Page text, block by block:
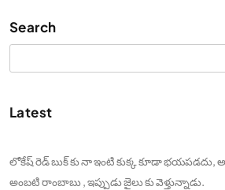
Search
Latest
లోకేష్ రెడ్ బుక్ కు నా ఇంటి కుక్క కూడా భయపడదు,
అంబటి రాంబాబు , ఇప్పుడు జైలు కు వెళ్తున్నాడు.